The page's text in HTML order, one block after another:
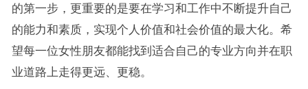
的第一步，更重要的是要在学习和工作中不断提升自己
的能力和素质，实现个人价值和社会价值的最大化。希
望每一位女性朋友都能找到适合自己的专业方向并在职
业道路上走得更远、更稳。